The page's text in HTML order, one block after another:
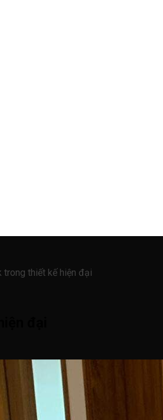
trong thiết kế hiện đại